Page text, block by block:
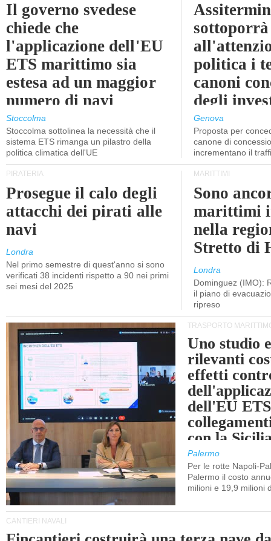
Il governo svedese
chiede che
l'applicazione dell'EU
ETS marittimo sia
estesa ad un maggior
numero di navi
Stoccolma
Stoccolma sottolinea la necessità che il
sistema ETS rimanga un pilastro della
politica climatica dell'UE
sottoporrà
politica i
canoni
degli
Genova
Proposta per
canone di
incrementano il
PIRATERIA
Prosegue il calo degli
attacchi dei pirati alle
navi
Londra
Nel primo semestre di quest'anno si sono
verificati 38 incidenti rispetto a 90 nei primi
sei mesi del 2025
MARITTIMI
Sono
marittimi
nella
Stretto di
Londra
Dominguez (IMO):
il piano di
ripreso
TRASPORTO
Uno studio
rilevanti
effetti
dell'EU
con la
Palermo
Per le rotte Napoli-
Palermo il costo
milioni e 19,9 milioni
CANTIERI NAVALI